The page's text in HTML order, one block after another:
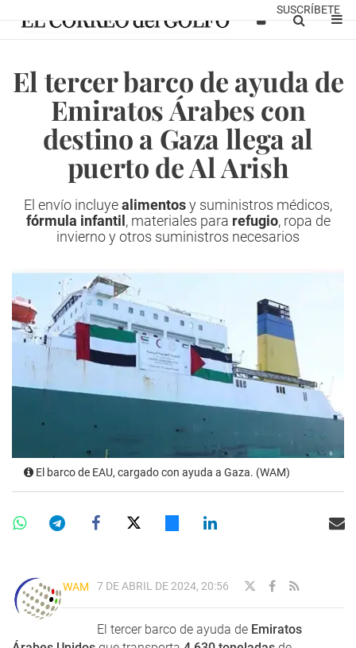
SUSCRÍBETE
El tercer barco de ayuda de
Emiratos Árabes con
destino a Gaza llega al
puerto de Al Arish
El envío incluyealimentosy suministros médicos,
fórmula infantil , materiales para refugio, ropa de
invierno y otros suministros necesarios
El barco de EAU, cargado con ayuda a Gaza. (WAM)
WAM 7 DE ABRIL DE 2024, 20:56
El tercer barco de ayuda de Emiratos